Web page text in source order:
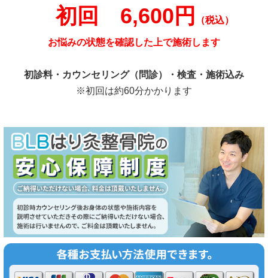
初回 6,600円 （税込）
お悩みの状態を確認した上で施術します
初診料・カウンセリング（問診）・検査・施術込み
※初回は約60分かかります